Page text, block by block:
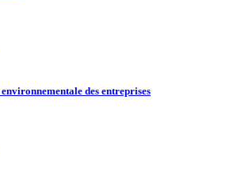
des entreprises